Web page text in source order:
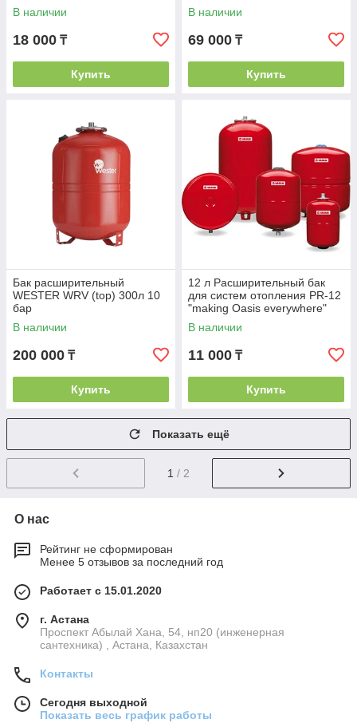
В наличии
18 000 ₸
Купить
В наличии
69 000 ₸
Купить
Бак расширительный
WESTER WRV (top) 300л 10
бар
В наличии
200 000 ₸
Купить
12 л Расширительный бак
для систем отопления PR-12
"making Оasis everywhere"
В наличии
11 000 ₸
Купить
Показать ещё
1 / 2
О нас
Рейтинг не сформирован
Менее 5 отзывов за последний год
Работает с 15.01.2020
г. Астана
Проспект Абылай Хана, 54, нп20 (инженерная
сантехника) , Астана, Казахстан
Контакты
Сегодня выходной
Показать весь график работы